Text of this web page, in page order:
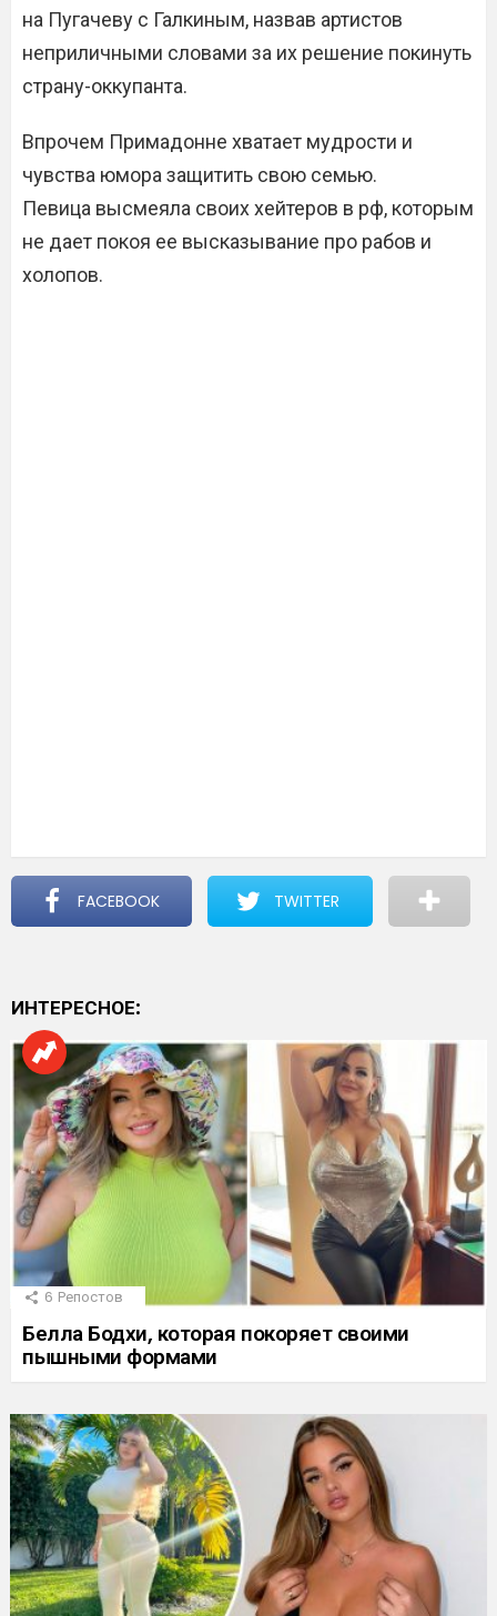
на Пугачеву с Галкиным, назвав артистов
неприличными словами за их решение покинуть
страну-оккупанта.
Впрочем Примадонне хватает мудрости и
чувства юмора защитить свою семью.
Певица высмеяла своих хейтеров в рф, которым
не дает покоя ее высказывание про рабов и
холопов.
FACEBOOK TWITTER
ИНТЕРЕСНОЕ:
6 Репостов
Белла Бодхи, которая покоряет своими
пышными формами